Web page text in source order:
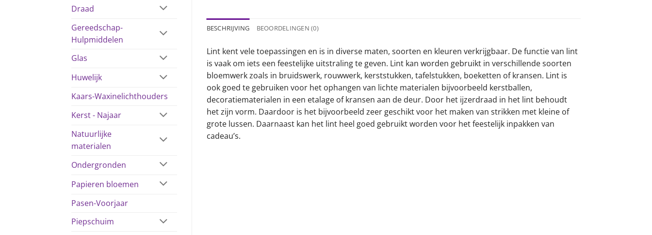
Draad
Gereedschap-
Hulpmiddelen
Glas
Huwelijk
Kaars-Waxinelichthouders
Kerst - Najaar
Natuurlijke
materialen
Ondergronden
Papieren bloemen
Pasen-Voorjaar
Piepschuim
BESCHRIJVING BEOORDELINGEN (0)
Lint kent vele toepassingen en is in diverse maten, soorten en kleuren verkrijgbaar. De functie van lint
is vaak om iets een feestelijke uitstraling te geven. Lint kan worden gebruikt in verschillende soorten
bloemwerk zoals in bruidswerk, rouwwerk, kerststukken, tafelstukken, boeketten of kransen. Lint is
ook goed te gebruiken voor het ophangen van lichte materialen bijvoorbeeld kerstballen,
decoratiematerialen in een etalage of kransen aan de deur. Door het ijzerdraad in het lint behoudt
het zijn vorm. Daardoor is het bijvoorbeeld zeer geschikt voor het maken van strikken met kleine of
grote lussen. Daarnaast kan het lint heel goed gebruikt worden voor het feestelijk inpakken van
cadeau’s.